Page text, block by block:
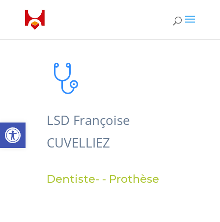
Open toolbarLSD Françoise
CUVELLIEZ
Dentiste- - Prothèse